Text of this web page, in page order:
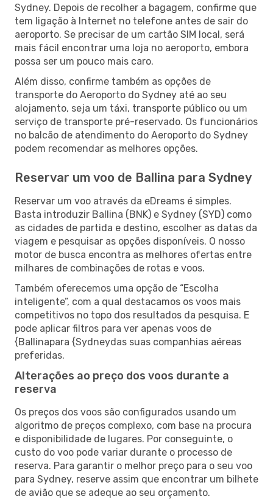
Sydney. Depois de recolher a bagagem, confirme que
tem ligação à Internet no telefone antes de sair do
aeroporto. Se precisar de um cartão SIM local, será
mais fácil encontrar uma loja no aeroporto, embora
possa ser um pouco mais caro.
Além disso, confirme também as opções de
transporte do Aeroporto do Sydney até ao seu
alojamento, seja um táxi, transporte público ou um
serviço de transporte pré-reservado. Os funcionários
no balcão de atendimento do Aeroporto do Sydney
podem recomendar as melhores opções.
Reservar um voo de Ballina para Sydney
Reservar um voo através da eDreams é simples.
Basta introduzir Ballina (BNK) e Sydney (SYD) como
as cidades de partida e destino, escolher as datas da
viagem e pesquisar as opções disponíveis. O nosso
motor de busca encontra as melhores ofertas entre
milhares de combinações de rotas e voos.
Também oferecemos uma opção de “Escolha
inteligente”, com a qual destacamos os voos mais
competitivos no topo dos resultados da pesquisa. E
pode aplicar filtros para ver apenas voos de
{Ballinapara {Sydneydas suas companhias aéreas
preferidas.
Alterações ao preço dos voos durante a
reserva
Os preços dos voos são configurados usando um
algoritmo de preços complexo, com base na procura
e disponibilidade de lugares. Por conseguinte, o
custo do voo pode variar durante o processo de
reserva. Para garantir o melhor preço para o seu voo
para Sydney, reserve assim que encontrar um bilhete
de avião que se adeque ao seu orçamento.